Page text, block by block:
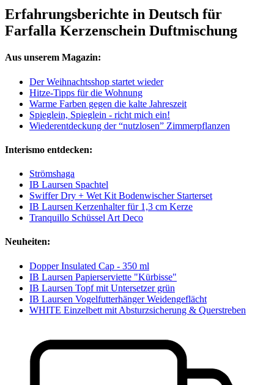
Erfahrungsberichte in Deutsch für
Farfalla Kerzenschein Duftmischung
Aus unserem Magazin:
Der Weihnachtsshop startet wieder
Hitze-Tipps für die Wohnung
Warme Farben gegen die kalte Jahreszeit
Spieglein, Spieglein - richt mich ein!
Wiederentdeckung der “nutzlosen” Zimmerpflanzen
Interismo entdecken:
Strömshaga
IB Laursen Spachtel
Swiffer Dry + Wet Kit Bodenwischer Starterset
IB Laursen Kerzenhalter für 1,3 cm Kerze
Tranquillo Schüssel Art Deco
Neuheiten:
Dopper Insulated Cap - 350 ml
IB Laursen Papierserviette "Kürbisse"
IB Laursen Topf mit Untersetzer grün
IB Laursen Vogelfutterhänger Weidengeflächt
WHITE Einzelbett mit Absturzsicherung & Querstreben